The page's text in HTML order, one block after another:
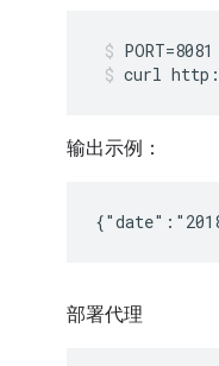
curl
输出示例：
部署代理